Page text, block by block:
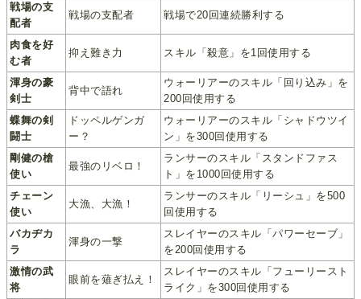
戦場の支
配者
戦場の支配者 戦場で20回連続勝利する
肉食を好
む者
抑え難き力 スキル「殺意」を1回使用する
渾身の豪
剣士
背中で語れ
ウォーリアーのスキル「回り込み」を
200回使用する
蝶舞の剣
闘士
ドッペルゲンガ
ー？
ウォーリアーのスキル「シャドウツイ
ン」を300回使用する
剛健の槍
使い
最強のリベロ！
ランサーのスキル「スタンドファス
ト」を1000回使用する
チェーン
使い
大漁、大漁！
ランサーのスキル「リーシュ」を500
回使用する
バカヂカ
ラ
渾身の一撃
スレイヤーのスキル「パワーセーブ」
を200回使用する
激情の武
将
眼前を薙ぎ払え！
スレイヤーのスキル「フューリースト
ライク」を300回使用する